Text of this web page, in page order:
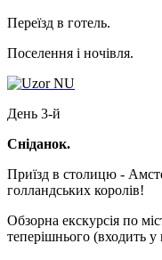
Переїзд в готель.
Поселення і ночівля.
День 3-й
Сніданок.
Приїзд в столицю -
голландських королів!
Обзорна екскурсія по
теперішнього (входить у